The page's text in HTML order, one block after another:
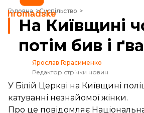
Головна Суспільство
На Київщині чоловік заманив жінку до
На Київщині
потім бив і
Ярослав Герасименко
Редактор стрічки новин
У Білій Церкві на Київщині
катуванні незнайомої жінки.
Про це повідомляє